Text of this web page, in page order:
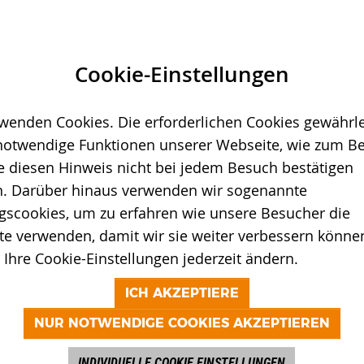
Cookie-Einstellungen
Cookies. Die erforderlichen Cookies
Funktionen unserer Webseite, wie zum
diesen Hinweis nicht bei jedem Besuch bestätigen
Darüber hinaus verwenden wir sogenannte
um zu erfahren wie unsere Besucher die
verwenden, damit wir sie weiter verbessern
Cookie-Einstellungen jederzeit ändern.
ICH AKZEPTIERE
NUR NOTWENDIGE COOKIES AKZEPTIEREN
Mietpreis
Hersteller
Baunummer
Baujahr
Standort